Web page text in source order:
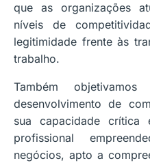
que as organizações
níveis de
legitimidade frente às
trabalho.
Também
desenvolvimento de
sua capacidade crítica
profissional
negócios, apto a